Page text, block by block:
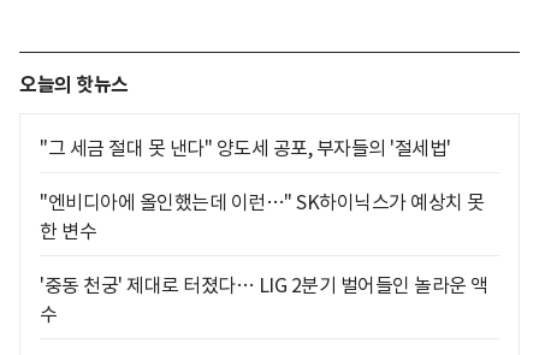
오늘의 핫뉴스
"그 세금 절대 못 낸다" 양도세 공포, 부자들의 '절세법'
"엔비디아에 올인했는데 이런…" SK하이닉스가 예상치 못
한 변수
'중동 천궁' 제대로 터졌다… LIG 2분기 벌어들인 놀라운 액
수